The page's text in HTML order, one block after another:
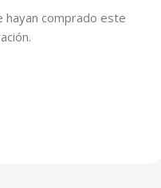
hayan comprado este